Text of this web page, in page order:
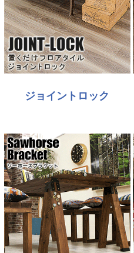
ジョイントロック